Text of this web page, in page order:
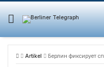
Skip
content
Artikel Берлин фиксирует спад числа